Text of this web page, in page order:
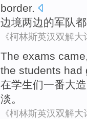
border.
边境两边的军队
《柯林斯英汉双解大
The exams came,
the students had
在学生们一番大
淡。
《柯林斯英汉双解大